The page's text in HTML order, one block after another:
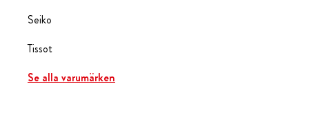
Seiko
Tissot
Se alla varumärken